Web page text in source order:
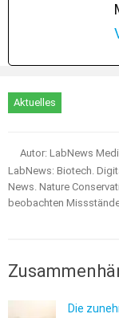
Aktuelles
Autor: LabNews
LabNews: Biotech.
News. Nature
beobachten
Die